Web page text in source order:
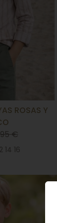
ROSAS Y
€
14 16